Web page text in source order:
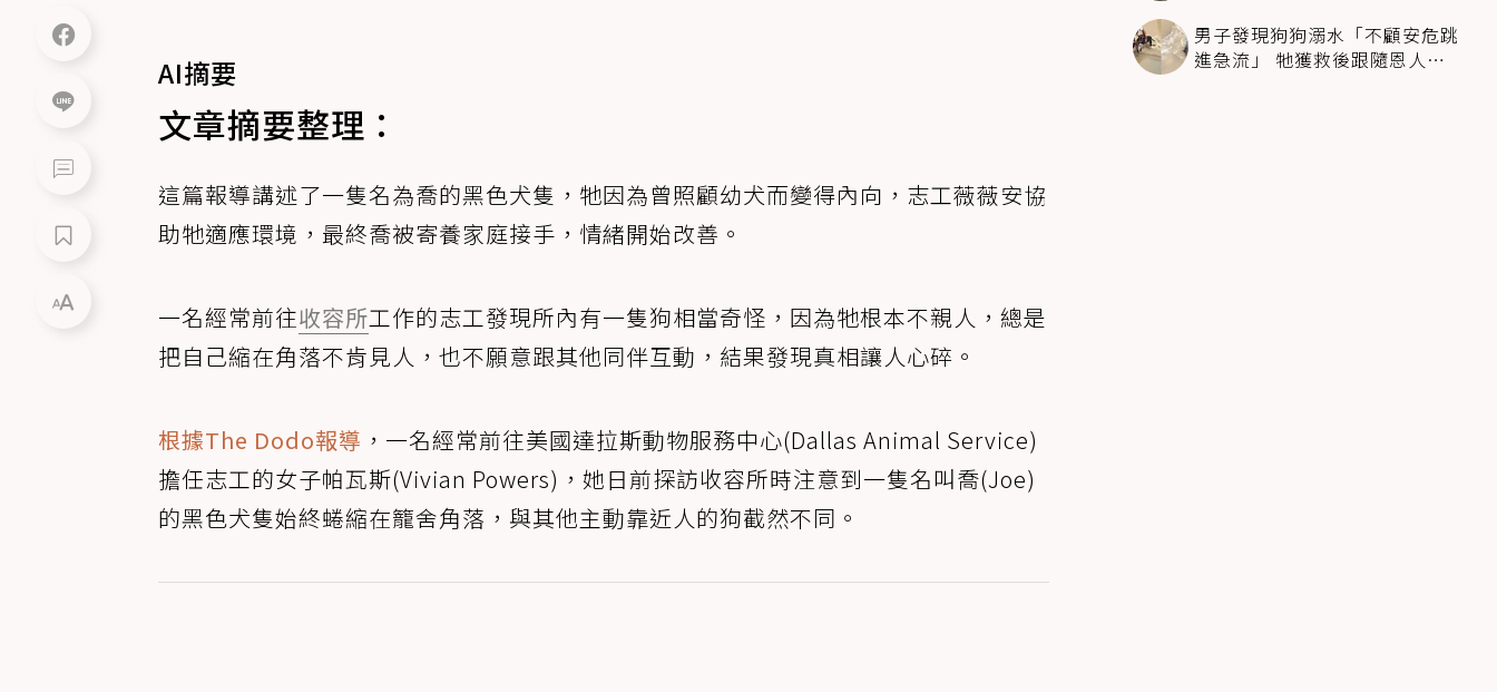
AI摘要
文章摘要整理：
這篇報導講述了一隻名為喬的黑色犬隻，牠因為曾照顧幼犬而變得內向，志工薇薇安協
助牠適應環境，最終喬被寄養家庭接手，情緒開始改善。
一名經常前往收容所工作的志工發現所內有一隻狗相當奇怪，因為牠根本不親人，總是
把自己縮在角落不肯見人，也不願意跟其他同伴互動，結果發現真相讓人心碎。
根據The Dodo報導 ，一名經常前往美國達拉斯動物服務中心(Dallas Animal Service)
擔任志工的女子帕瓦斯(Vivian Powers)，她日前探訪收容所時注意到一隻名叫喬(Joe)
的黑色犬隻始終蜷縮在籠舍角落，與其他主動靠近人的狗截然不同。
男子發現狗狗溺水「不顧安危跳
進急流」 牠獲救後跟隨恩人不